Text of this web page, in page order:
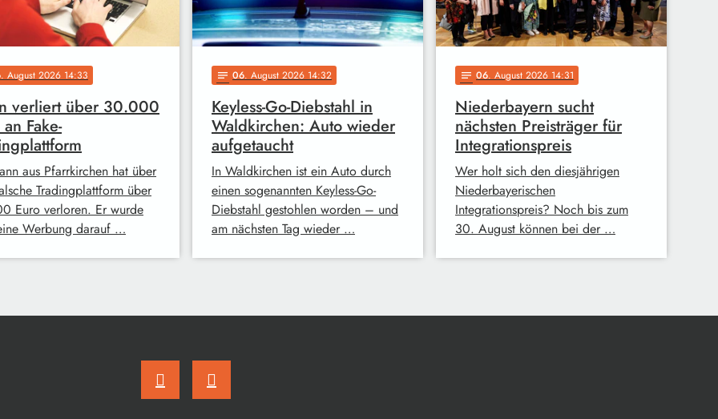
. August 2026 14:33
verliert über 30.000
Fake-
aus Pfarrkirchen hat über
Tradingplattform über
Euro verloren. Er wurde
Werbung darauf …
notes 06. August 2026 14:32
Keyless-Go-Diebstahl in
Waldkirchen: Auto wieder
aufgetaucht
In Waldkirchen ist ein Auto durch
einen sogenannten Keyless-Go-
Diebstahl gestohlen worden – und
am nächsten Tag wieder …
notes 06. August 2026 14:31
Niederbayern sucht
nächsten Preisträger für
Integrationspreis
Wer holt sich den diesjährigen
Niederbayerischen
Integrationspreis? Noch bis zum
30. August können bei der …